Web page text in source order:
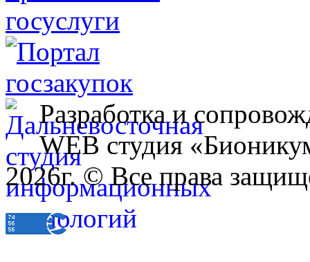
Разработка и
WEB студия
2026г. © Все права